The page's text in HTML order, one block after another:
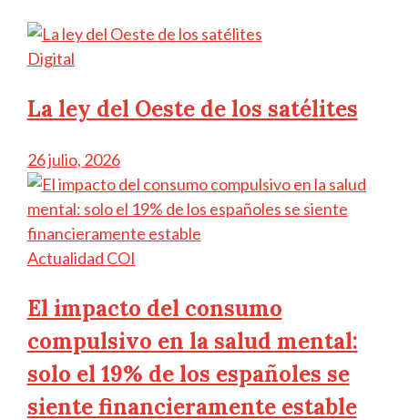
Digital
La ley del Oeste de los satélites
26 julio, 2026
Actualidad COI
El impacto del consumo
compulsivo en la salud mental:
solo el 19% de los españoles se
siente financieramente estable